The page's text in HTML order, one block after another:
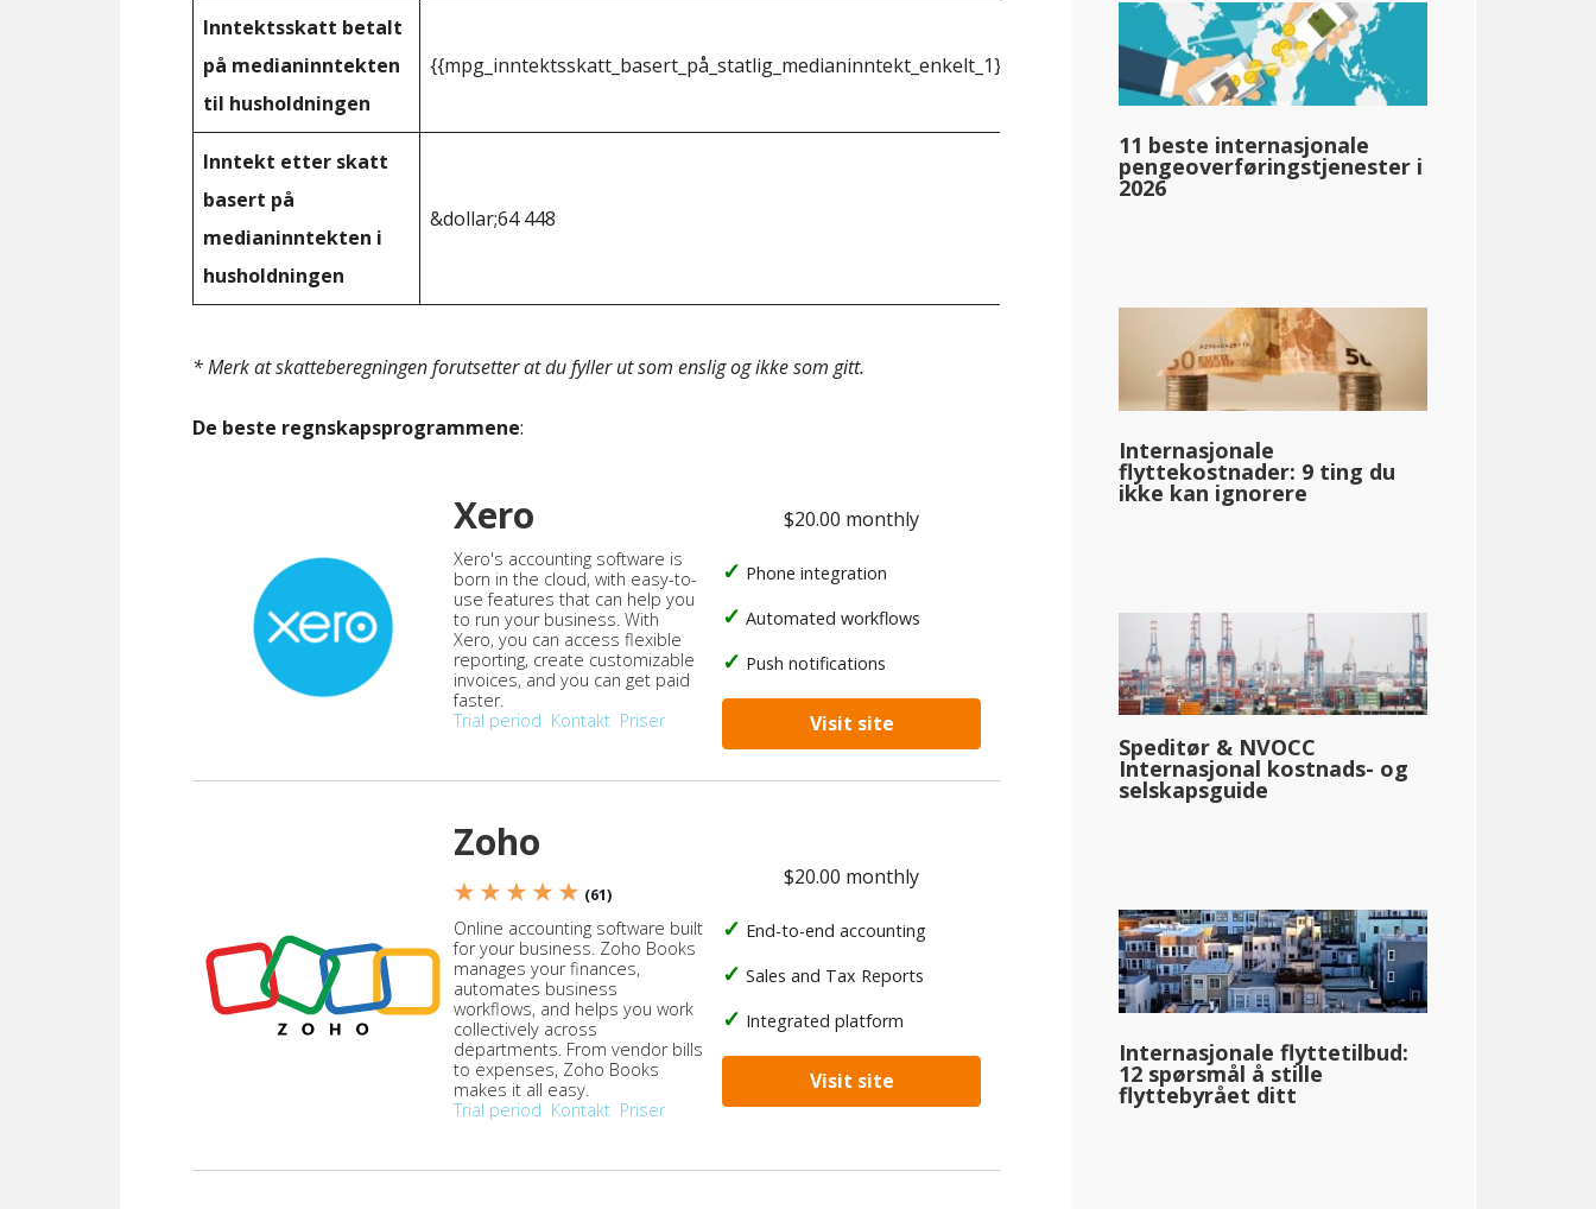
Inntektsskatt betalt
på medianinntekten
til husholdningen
{{mpg_inntektsskatt_basert_på_statlig_medianinntekt_enkelt_1}}
Inntekt etter skatt
basert på
medianinntekten i
husholdningen
&dollar;64 448
* Merk at skatteberegningen forutsetter at du fyller ut som enslig og ikke som gitt.
De beste regnskapsprogrammene:
Xero
Xero's accounting software is
born in the cloud, with easy-to-
use features that can help you
to run your business. With
Xero, you can access flexible
reporting, create customizable
invoices, and you can get paid
faster.
Trial period Kontakt Priser
$20.00 monthly
Phone integration
Automated workflows
Push notifications
Visit site
Zoho
★ ★ ★ ★ ★ (61)
Online accounting software built
for your business. Zoho Books
manages your finances,
automates business
workflows, and helps you work
collectively across
departments. From vendor bills
to expenses, Zoho Books
makes it all easy.
Trial period Kontakt Priser
$20.00 monthly
End-to-end accounting
Sales and Tax Reports
Integrated platform
Visit site
11 beste internasjonale
pengeoverføringstjenester i
2026
Internasjonale
flyttekostnader: 9 ting du
ikke kan ignorere
Speditør & NVOCC
Internasjonal kostnads- og
selskapsguide
Internasjonale flyttetilbud:
12 spørsmål å stille
flyttebyrået ditt